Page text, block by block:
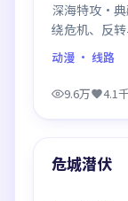
深海特攻·典
绕危机、反
推荐观看。
动漫 · 线路
9.6万 4.1
最新
危城潜伏